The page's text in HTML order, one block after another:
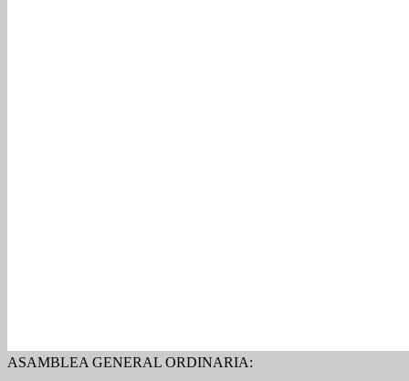
ASAMBLEA GENERAL ORDINARIA: